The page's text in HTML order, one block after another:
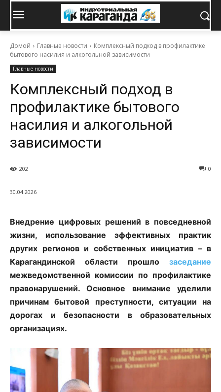
Домой Главные новости
Комплексный подход в профилактике
бытового насилия и алкогольной зависимости
Главные новости
Комплексный подход в
профилактике бытового
насилия и алкогольной
зависимости
0
202
30.04.2026
Внедрение цифровых решений в повседневной
жизни, использование эффективных практик
других регионов и собственных инициатив – в
Карагандинской области прошло заседание
межведомственной комиссии по профилактике
правонарушений. Основное внимание уделили
причинам бытовой преступности, ситуации на
дорогах и безопасности в образовательных
организациях.